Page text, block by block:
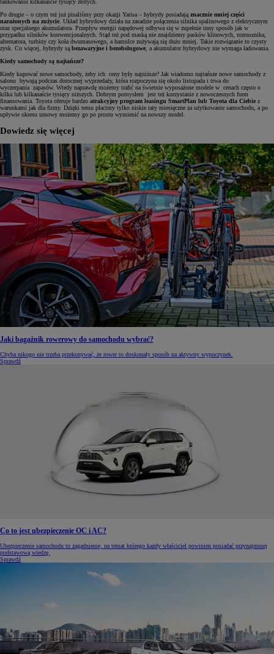
tankowaniu kilkanaście tysięcy złotych.
Po drugie – o czym też już pisaliśmy przy okazji Yarisa – hybrydy posiadają znacznie mniej części
narażonych na zużycie. Układ hybrydowy działa na zasadzie połączenia silnika spalinowego z elektrycznym
oraz specjalnego akumulatora. Przepływ energii napędowej odbywa się w zupełnie inny sposób jak w
przypadku silników konwencjonalnych. Stąd też pod maską nie znajdziemy pasków klinowych, rozrusznika,
alternatora, turbiny czy koła dwumasowego, a hamulce zużywają się dużo mniej. Takie rozwiązanie to czysty
zysk. Co więcej, hybrydy są bezawaryjne i bezobsługowe, a akumulator hybrydowy nie wymaga ładowania.
Kiedy samochody są najtańsze?
Kiedy kupować nowe samochody, żeby ich ceny były najniższe? Jak wiadomo najtańsze nowe samochody z
salonu bywają podczas dorocznej wyprzedaży, która rozpoczyna się około listopada i trwa do
wyczerpania zapasów. Wtedy naprawdę możemy trafić na świetnie wyposażone modele w cenach często o
kilka lub kilkanaście tysięcy niższych. Dobrym pomysłem jest też korzystanie z nowoczesnych form
finansowania. Toyota oferuje bardzo atrakcyjny program leasingu SmartPlan lub Toyota dla Ciebie z
warunkami jak dla firmy. Dzięki temu płacimy tylko niskie raty miesięczne za użytkowanie samochodu, a po
upływie okresu umowy możemy go po prostu wymienić na nowszy model.
Dowiedz się więcej
Jaki bagażnik rowerowy do samochodu wybrać?
Chyba nikogo nie trzeba przekonywać, że rower to doskonały sposób na aktywny wypoczynek.
Sprawdź
Co to jest ubezpieczenie OC i AC?
Ubezpieczenie samochodu to zagadnienie, na temat którego każdy właściciel powinien posiadać przynajmniej
podstawową wiedzę.
Sprawdź